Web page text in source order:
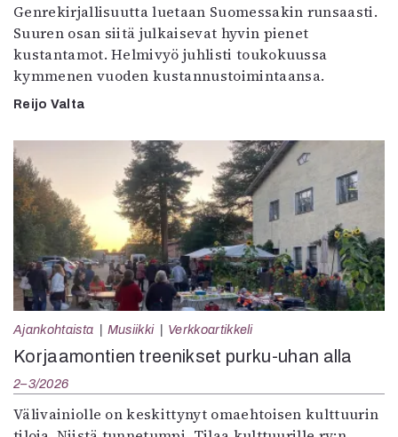
Genrekirjallisuutta luetaan Suomessakin runsaasti.
Suuren osan siitä julkaisevat hyvin pienet
kustantamot. Helmivyö juhlisti toukokuussa
kymmenen vuoden kustannustoimintaansa.
Reijo Valta
Ajankohtaista Musiikki Verkkoartikkeli
Korjaamontien treenikset purku-uhan alla
2–3/2026
Välivainiolle on keskittynyt omaehtoisen kulttuurin